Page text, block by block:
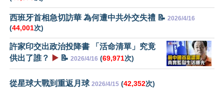
西班牙首相急切訪華 為何遭中共外交失禮 📝 2026/4/16
(44,001次)
許家印交出政治投降書 「活命清單」究竟
供出了誰？
▶️ 📝 2026/4/16 (69,971次)
從星球大戰到重返月球 2026/4/15 (42,352次)